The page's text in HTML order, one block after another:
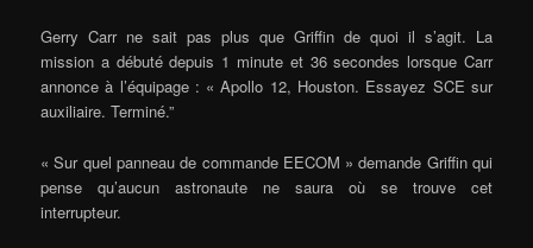
Gerry Carr ne sait pas plus que Griffin de quoi il s’agit. La
mission a débuté depuis 1 minute et 36 secondes lorsque Carr
annonce à l’équipage : « Apollo 12, Houston. Essayez SCE sur
auxiliaire. Terminé.”
« Sur quel panneau de commande EECOM » demande Griffin qui
pense qu’aucun astronaute ne saura où se trouve cet
interrupteur.